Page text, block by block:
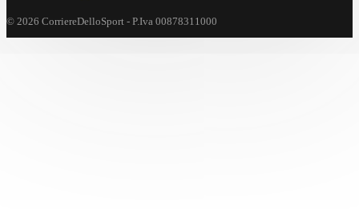
© 2026 CorriereDelloSport - P.Iva 00878311000